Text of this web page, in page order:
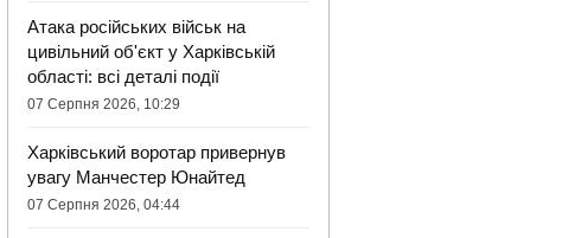
Атака російських військ на
цивільний об'єкт у Харківській
області: всі деталі події
07 Серпня 2026, 10:29
Харківський воротар привернув
увагу Манчестер Юнайтед
07 Серпня 2026, 04:44